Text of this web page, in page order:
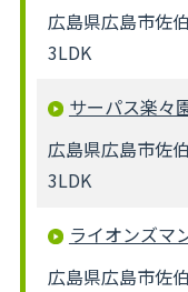
広島県広島市佐
3LDK
サーパス楽々
広島県広島市佐
3LDK
ライオンズマ
広島県広島市佐